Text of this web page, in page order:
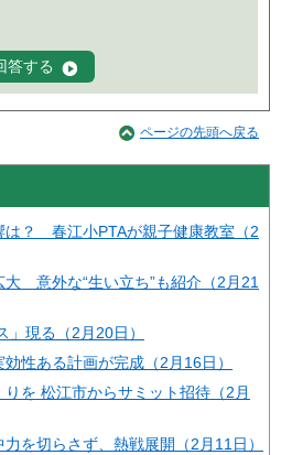
ページの先頭へ戻る
は？ 春江小PTAが親子健康教室（2
意外な“生い立ち”も紹介（2月21
現る（2月20日）
性ある計画が完成（2月16日）
を 松江市からサミット招待（2月
を切らさず、熱戦展開（2月11日）